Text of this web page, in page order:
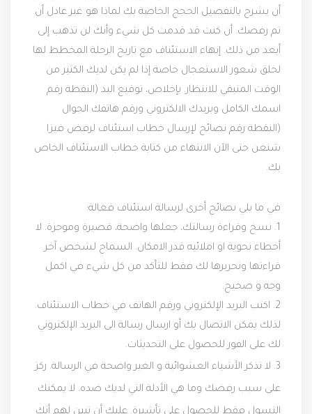
أن يشرح بالتفصيل الحجج الخاصة بك لماذا هو غير عادل أن
تم رفضك. أن كنت قد قدمت كل شيء وأنك لن تذهب إلى
أبعد من ذلك. إنهاء الاستئناف مع تاريخ الرحلة المخطط لها
لخلق شعور الاستعجال خاصة إذا لم يكن لديك الكثير من
الوقت المتبقي للانتظار. بإخلاص، توقيع اليد (النقطة رقم
اسمك الكامل وبريدك الالكتروني ورقم هاتفك الجوال
(النقطة رقم نصائح لإرسال خطاب استئناف لرفض فيزا
شنغن حتى الآن الانتهاء من كتابة خطاب الاستئناف الخاص
بك.
في ما يلي نصائح أخرى لرسالة استئناف فعالة:
1. نسخ وقراءة رسالتك، جعلها واضحة، قصيرة وموجزة. لا
أخطاء نحوية او املائيه قدر الامكان. السماح لشخص آخر
قراءتها وتحريرها لك فقط للتأكد من كل شيء في اكمل
وجه و صحيح.
2. اكتب البريد الإلكتروني ورقم الهاتف في خطاب الاستئناف.
لذلك يمكن الاتصال بك أو ارسال رسالة الى البريد الإلكتروني
لك على الفور للحصول على التحديثات.
3. لا تذكر الأشياء العشوائية و الغير واضحة في الرسالة. ركز
على سبب رفضك وما هي الأدلة التي لديك ضده. لا يمكنك